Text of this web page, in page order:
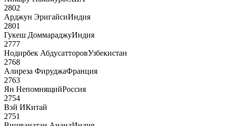
2802
Арджун ЭригайсиИндия
2801
Гукеш ДоммараджуИндия
2777
Нодирбек АбдусатторовУзбекистан
2768
Алиреза ФируджаФранция
2763
Ян НепомнящийРоссия
2754
Вэй ИКитай
2751